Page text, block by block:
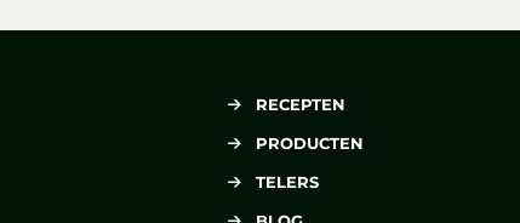
RECEPTEN
PRODUCTEN
TELERS